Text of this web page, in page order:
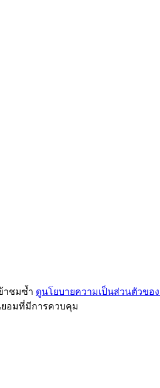
าชมซ้ำ ดูนโยบายความเป็นส่วนตัวของ
อมที่มีการควบคุม